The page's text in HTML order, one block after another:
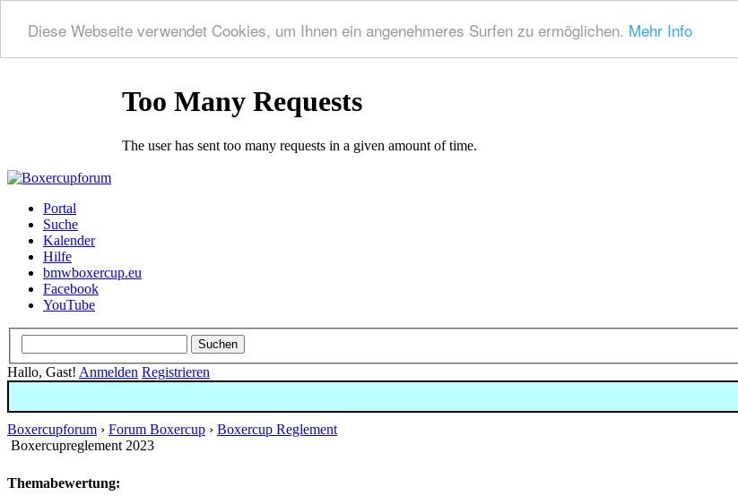
Diese Webseite verwendet Cookies, um Ihnen ein angenehmeres Surfen zu ermöglichen. Mehr Info
Portal
Suche
Kalender
Hilfe
bmwboxercup.eu
Facebook
YouTube
Hallo, Gast! Anmelden Registrieren
Boxercupforum › Forum Boxercup › Boxercup Reglement
Boxercupreglement 2023
Themabewertung: